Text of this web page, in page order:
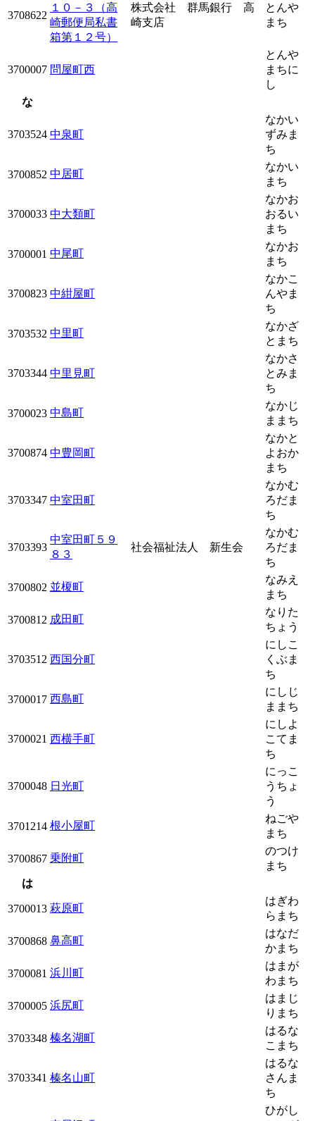
3708622
１０－３（高
崎郵便局私書
箱第１２号）
株式会社 群馬銀行 高
崎支店
とんや
まち
3700007 問屋町西
とんや
まちに
し
な
3703524 中泉町
なかい
ずみま
ち
3700852 中居町
なかい
まち
3700033 中大類町
なかお
おるい
まち
3700001 中尾町
なかお
まち
3700823 中紺屋町
なかこ
んやま
ち
3703532 中里町
なかざ
とまち
3703344 中里見町
なかさ
とみま
ち
3700023 中島町
なかじ
ままち
3700874 中豊岡町
なかと
よおか
まち
3703347 中室田町
なかむ
ろだま
ち
3703393
中室田町５９
８３
社会福祉法人 新生会
なかむ
ろだま
ち
3700802 並榎町
なみえ
まち
3700812 成田町
なりた
ちょう
3703512 西国分町
にしこ
くぶま
ち
3700017 西島町
にしじ
ままち
3700021 西横手町
にしよ
こてま
ち
3700048 日光町
にっこ
うちょ
う
3701214 根小屋町
ねごや
まち
3700867 乗附町
のつけ
まち
は
3700013 萩原町
はぎわ
らまち
3700868 鼻高町
はなだ
かまち
3700081 浜川町
はまが
わまち
3700005 浜尻町
はまじ
りまち
3703348 榛名湖町
はるな
こまち
3703341 榛名山町
はるな
さんま
ち
ひがし